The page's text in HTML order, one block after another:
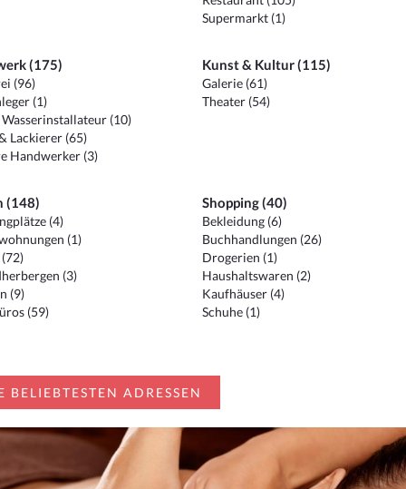
Supermarkt (1)
(175)
(96)
(1)
Wasserinstallateur (10)
Lackierer (65)
Handwerker (3)
Kunst & Kultur (115)
Galerie (61)
Theater (54)
(148)
(4)
(1)
(3)
(9)
(59)
Shopping (40)
Bekleidung (6)
Buchhandlungen (26)
Drogerien (1)
Haushaltswaren (2)
Kaufhäuser (4)
Schuhe (1)
BELIEBTESTEN ADRESSEN